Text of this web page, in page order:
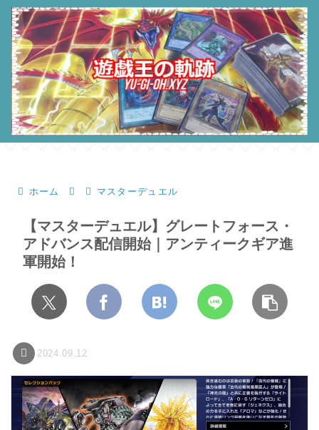
ホーム マスターデュエル
【マスターデュエル】グレートフォース・
アドバンス配信開始｜アンティークギア進
軍開始！
2024.09.12